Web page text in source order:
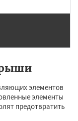
элементов
элементы
предотвратить